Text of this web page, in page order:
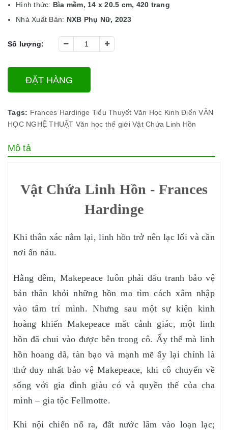
Hình thức: Bìa mềm, 14 x 20.5 cm, 420 trang
Nhà Xuất Bản: NXB Phụ Nữ, 2023
Số lượng:
ĐẶT HÀNG
Tags: Frances Hardinge Tiểu Thuyết Văn Học Kinh Điển VĂN
HỌC NGHỆ THUẬT Văn học thế giới Vật Chứa Linh Hồn
Mô tả
Vật Chứa Linh Hồn - Frances
Hardinge
Khi thân xác nằm lại, linh hồn trở nên lạc lối và cần
nơi ẩn náu.
Hằng đêm, Makepeace luôn phải đấu tranh bảo vệ
bản thân khỏi những hồn ma tìm cách xâm nhập
vào tâm trí mình. Nhưng sau một sự kiện kinh
hoàng khiến Makepeace mất cảnh giác, một linh
hồn đã chui vào được bên trong cô. Ấy thế mà linh
hồn hoang dã, tàn bạo và mạnh mẽ ấy lại chính là
thứ duy nhất bảo vệ Makepeace, khi cô chuyển về
sống với gia đình giàu có và quyền thế của cha
mình – gia tộc Fellmotte.
Khi nội chiến nổ ra, đất nước lâm vào loạn lạc;